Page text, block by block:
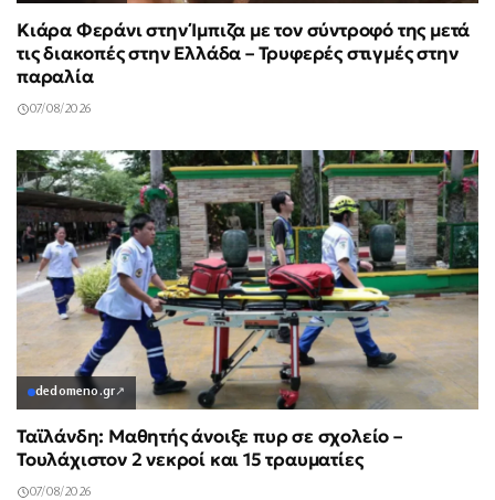
Κιάρα Φεράνι στην Ίμπιζα με τον σύντροφό της μετά
τις διακοπές στην Ελλάδα – Τρυφερές στιγμές στην
παραλία
07/08/2026
dedomeno.gr↗
Ταϊλάνδη: Μαθητής άνοιξε πυρ σε σχολείο –
Τουλάχιστον 2 νεκροί και 15 τραυματίες
07/08/2026